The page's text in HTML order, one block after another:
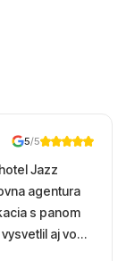
5/5
Jazz
agentura
s panom
aj vo
Hotel